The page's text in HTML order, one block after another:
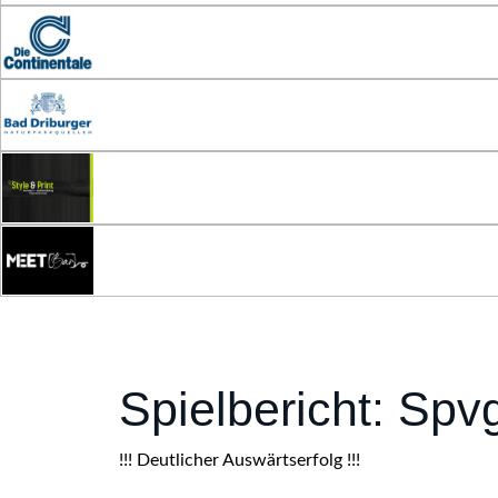
Spielbericht:
!!! Deutlicher Auswärtserfolg !!!